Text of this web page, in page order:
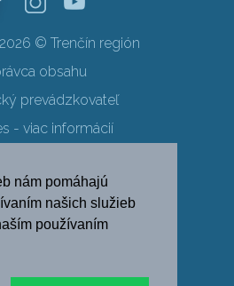
nám pomáhajú
našich služieb
používaním
© Trenčín región
obsahu
prevádzkovateľ
- viac informácií
osobných údajov
EN DE
PL